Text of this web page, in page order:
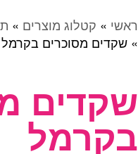
ראשי » קטלוג מוצרים »
» שקדים מסוכרים בקרמל
שקדים
בקרמל